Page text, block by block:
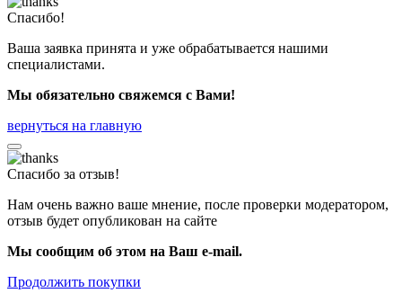
Спасибо!
Ваша заявка принята и уже обрабатывается нашими
специалистами.
Мы обязательно свяжемся с Вами!
вернуться на главную
Спасибо за отзыв!
Нам очень важно ваше мнение, после проверки модератором,
отзыв будет опубликован на сайте
Мы сообщим об этом на Ваш e-mail.
Продолжить покупки